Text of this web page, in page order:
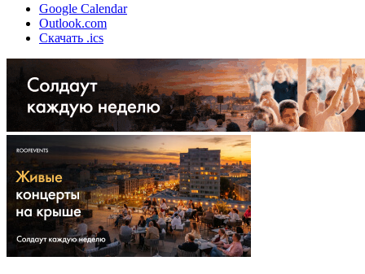
Google Calendar
Outlook.com
Скачать .ics